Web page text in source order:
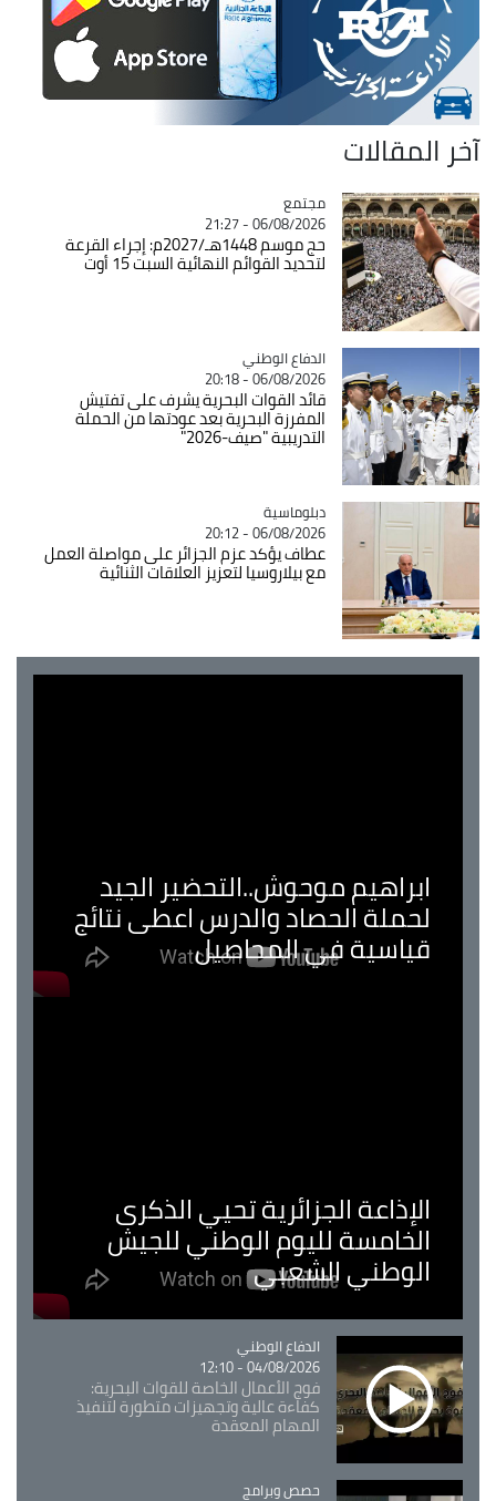
آخر المقالات
Catégorie
مجتمع
06/08/2026 - 21:27
حج موسم 1448هـ/2027م: إجراء القرعة
لتحديد القوائم النهائية السبت 15 أوت
Catégorie
الدفاع الوطني
06/08/2026 - 20:18
قائد القوات البحرية يشرف على تفتيش
المفرزة البحرية بعد عودتها من الحملة
التدريبية "صيف-2026"
Catégorie
دبلوماسية
06/08/2026 - 20:12
عطاف يؤكد عزم الجزائر على مواصلة العمل
مع بيلاروسيا لتعزيز العلاقات الثنائية
ابراهيم موحوش..التحضير الجيد
لحملة الحصاد والدرس اعطى نتائج
قياسية في المحاصيل
الإذاعة الجزائرية تحيي الذكرى
الخامسة لليوم الوطني للجيش
الوطني الشعبي
Catégorie
الدفاع الوطني
04/08/2026 - 12:10
فوج الأعمال الخاصة للقوات البحرية:
كفاءة عالية وتجهيزات متطورة لتنفيذ
المهام المعقدة
Catégorie
حصص وبرامج